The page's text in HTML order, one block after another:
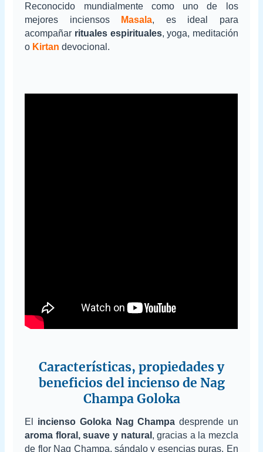
Reconocido mundialmente como uno de los
mejores inciensos
Masala, es ideal para
acompañar rituales espirituales, yoga, meditación
o Kirtan devocional.
Características, propiedades y
beneficios del incienso de Nag
Champa Goloka
El incienso Goloka Nag Champa desprende un
aroma floral, suave y natural , gracias a la mezcla
de flor Nag Champa, sándalo y esencias puras. En